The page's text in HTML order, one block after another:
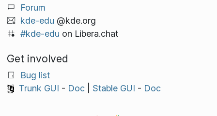
Forum
kde-edu @kde.org
#kde-edu on Libera.chat
Get involved
Bug list
Trunk GUI - Doc| Stable GUI - Doc